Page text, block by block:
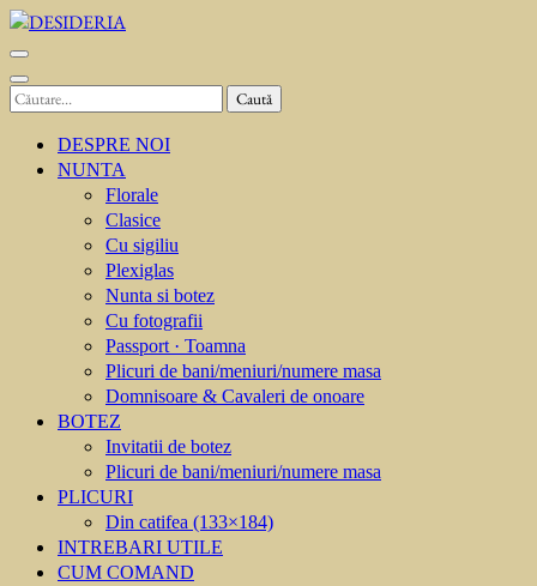
Sari
la
conținut
(apasă
Caută
DESPRE NOI
NUNTA
Florale
Clasice
Cu sigiliu
Plexiglas
Nunta si botez
Cu fotografii
Passport · Toamna
Plicuri de bani/meniuri/numere masa
Domnisoare & Cavaleri de onoare
BOTEZ
Invitatii de botez
Plicuri de bani/meniuri/numere masa
PLICURI
Din catifea (133×184)
INTREBARI UTILE
CUM COMAND